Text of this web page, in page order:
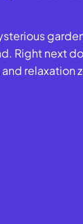
Right next
relaxation